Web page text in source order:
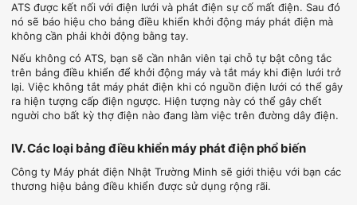
ATS được kết nối với điện lưới và phát điện sự cố mất điện. Sau đó
nó sẽ báo hiệu cho bảng điều khiển khởi động máy phát điện mà
không cần phải khởi động bằng tay.
Nếu không có ATS, bạn sẽ cần nhân viên tại chỗ tự bật công tắc
trên bảng điều khiển để khởi động máy và tắt máy khi điện lưới trở
lại. Việc không tắt máy phát điện khi có nguồn điện lưới có thể gây
ra hiện tượng cấp điện ngược. Hiện tượng này có thể gây chết
người cho bất kỳ thợ điện nào đang làm việc trên đường dây điện.
IV. Các loại bảng điều khiển máy phát điện phổ biến
Công ty Máy phát điện Nhật Trường Minh sẽ giới thiệu với bạn các
thương hiệu bảng điều khiển được sử dụng rộng rãi.